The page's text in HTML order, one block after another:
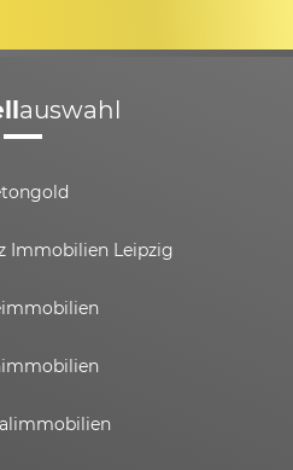
auswahl
Immobilien Leipzig